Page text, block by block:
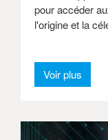
pour accéder
l'origine et la
Voir plus